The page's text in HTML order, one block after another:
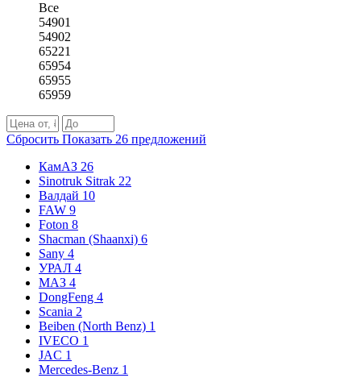
Все
54901
54902
65221
65954
65955
65959
Сбросить Показать 26 предложений
КамАЗ 26
Sinotruk Sitrak 22
Валдай 10
FAW 9
Foton 8
Shacman (Shaanxi) 6
Sany 4
УРАЛ 4
МАЗ 4
DongFeng 4
Scania 2
Beiben (North Benz) 1
IVECO 1
JAC 1
Mercedes-Benz 1